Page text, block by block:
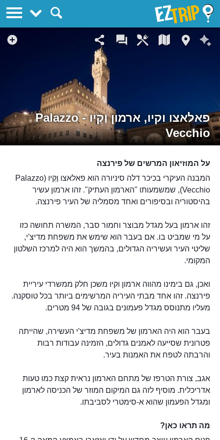
פאלאצו וקיו, ארמון וֶקְיו - Palazzo
Vecchio
על המוזיאון המרשים של פירנצה
המבנה העיקרי בכיכר דלה סיניורה הוא פאלאצו וֶקְיו (Palazzo
Vecchio), שמשמעותו "הארמון העתיק". זהו ארמון עשיר
בהיסטוריה ובסיפורים ואחד מסמליה של העיר פירנצה.
זהו ארמון בעל מגדל מבוצר וחמור סבר, המשרה תחושה כזו
על מי שמביט בו. אם בעבר הוא שימש את משפחת מדיצ'י,
שליטי העיר ועשיריה הגדולים, בהמשך הוא היה למרכז השלטון
המקומי.
ואכן, גם בימינו מהווה ארמון וקיו משכן חלק ממשרדי עיריית
פירנצה. זהו אחד מבתי העיריה המרשימים ביותר בכל טוסקנה.
מעליו מתנוסס מגדל פעמונים בגובה של 94 מטרים.
בעבר הוא היה הארמון של משפחת מדיצ'י העשירה, שהייתה
פטרונית שסייעה לאמנים גדולים, הזמינה עבודות רבות
והרבתה לטפח את האמנות בעיר.
אגב, צורת הטרפז של מתחם הארמון נראית קצת כמו טעות
אדריכלית. מוסיף לזה גם המיקום המוזר של הכניסה לארמון
ומגדל הפעמון שהוא א-סימטרי לסביבתו.
מה תראו כאן?
EZTrip